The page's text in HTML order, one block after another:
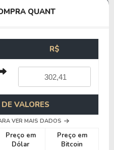
QUANT
R$
VALORES
VER MAIS DADOS
Preço em
Dólar
Preço em
Bitcoin